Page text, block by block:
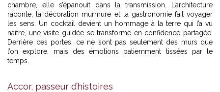
chambre, elle s’épanouit dans la transmission. L’architecture
raconte, la décoration murmure et la gastronomie fait voyager
les sens. Un cocktail devient un hommage à la terre qui l’a vu
naître, une visite guidée se transforme en confidence partagée.
Derrière ces portes, ce ne sont pas seulement des murs que
l’on explore, mais des émotions patiemment tissées par le
temps.
Accor, passeur d’histoires